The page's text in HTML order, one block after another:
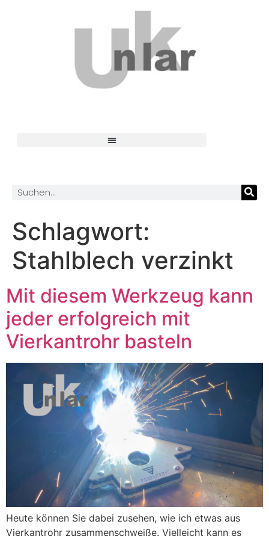
Schlagwort:
Stahlblech verzinkt
Mit diesem Werkzeug kann
jeder erfolgreich mit
Vierkantrohr basteln
Heute können Sie dabei zusehen, wie ich etwas aus
Vierkantrohr zusammenschweiße. Vielleicht kann es